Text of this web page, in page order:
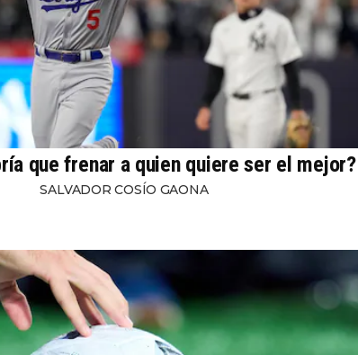
que frenar a quien quiere ser el mejor?
SALVADOR COSÍO GAONA